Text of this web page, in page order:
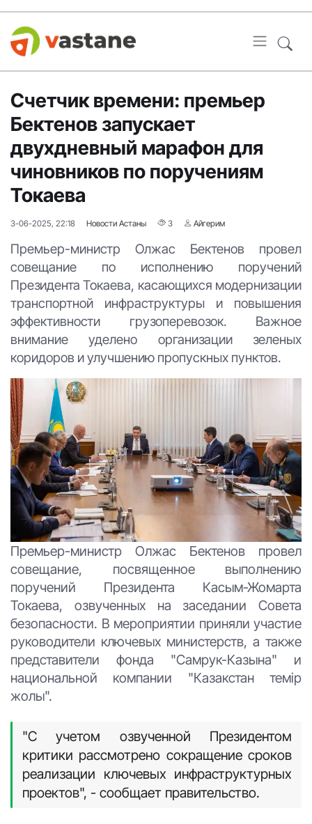
Счетчик времени: премьер
Бектенов запускает
двухдневный марафон для
чиновников по поручениям
Токаева
3-06-2025, 22:18 Новости Астаны 3 Айгерим
Премьер-министр Олжас Бектенов провел
совещание по исполнению поручений
Президента Токаева, касающихся модернизации
транспортной инфраструктуры и повышения
эффективности грузоперевозок. Важное
внимание уделено организации зеленых
коридоров и улучшению пропускных пунктов.
Премьер-министр Олжас Бектенов провел
совещание, посвященное выполнению
поручений Президента Касым-Жомарта
Токаева, озвученных на заседании Совета
безопасности. В мероприятии приняли участие
руководители ключевых министерств, а также
представители фонда "Самрук-Казына" и
национальной компании "Казакстан темiр
жолы".
"С учетом озвученной Президентом
критики рассмотрено сокращение сроков
реализации ключевых инфраструктурных
проектов", - сообщает правительство.